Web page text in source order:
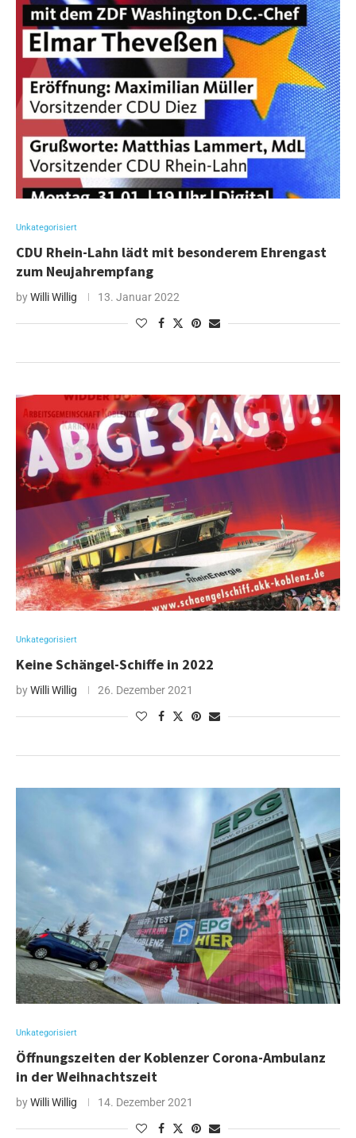
Unkategorisiert
CDU Rhein-Lahn lädt mit besonderem Ehrengast
zum Neujahrempfang
byWilli Willig 13. Januar 2022
Unkategorisiert
Keine Schängel-Schiffe in 2022
byWilli Willig 26. Dezember 2021
Unkategorisiert
Öffnungszeiten der Koblenzer Corona-Ambulanz
in der Weihnachtszeit
byWilli Willig 14. Dezember 2021